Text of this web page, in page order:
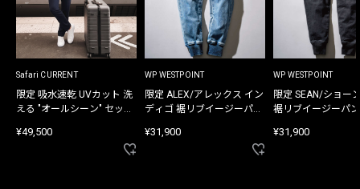
Safari CURRENT
限定 吸水速乾 UVカット 洗
える "オールシーン" セット
¥49,500
WP WESTPOINT
限定 ALEX/アレックス イン
ディゴ 裾リブイージーパン
¥31,900
WP WESTPOINT
限定 SEAN/ショー
裾リブイージーパ
¥31,900